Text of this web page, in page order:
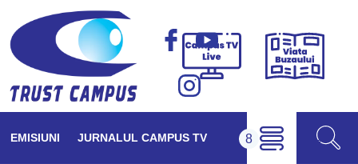
Campus
Viața
EMISIUNI JURNALUL CAMPUS TV